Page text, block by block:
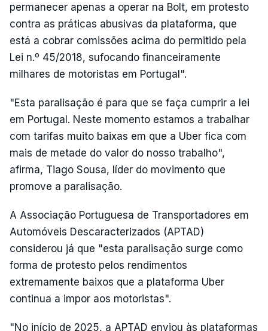
permanecer apenas a operar na Bolt, em protesto
contra as práticas abusivas da plataforma, que
está a cobrar comissões acima do permitido pela
Lei n.º 45/2018, sufocando financeiramente
milhares de motoristas em Portugal".
"Esta paralisação é para que se faça cumprir a lei
em Portugal. Neste momento estamos a trabalhar
com tarifas muito baixas em que a Uber fica com
mais de metade do valor do nosso trabalho",
afirma, Tiago Sousa, líder do movimento que
promove a paralisação.
A Associação Portuguesa de Transportadores em
Automóveis Descaracterizados (APTAD)
considerou já que "esta paralisação surge como
forma de protesto pelos rendimentos
extremamente baixos que a plataforma Uber
continua a impor aos motoristas".
"No início de 2025, a APTAD enviou às plataformas